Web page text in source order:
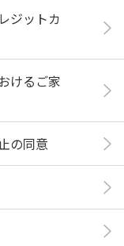
ジットカ
けるご家
の同意